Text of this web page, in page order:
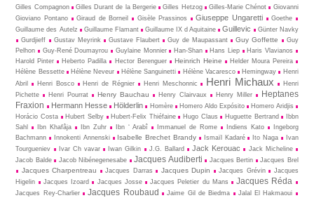
Gilles Compagnon Gilles Durant de la Bergerie Gilles Hetzog Gilles-Marie Chénot
Giovanni
Gioviano Pontano
Giraud de Borneil Gisèle Prassinos Giuseppe Ungaretti
Goethe
Guillaume des Autelz
Guillaume Flamant Guillaume IX d Aquitaine Guillevic
Günter Navky
Gurdjieff
Gustav Meyrink Gustave Flaubert Guy de Maupassant Guy Goffette
Guy
Pelhon
Guy-René Dou­may­rou Guylaine Monnier Han-Shan Hans Liep
Haris Vlavianos
Harold Pinter
Heberto Padilla Hector Berenguer Heinrich Heine
Helder Moura Pereira
Hélène Bessette
Hélène Neveur Hélène Sanguinetti Hélène Vacaresco Hemingway
Henri
Abril
Henri Bosco Henri de Régnier Henri Meschonnic Henri Michaux
Henri
Pichette
Henri Pourrat Henry Bauchau Henry Clairvaux Henry Miller
Heptanes
Fraxion
Hermann Hesse Hölderlin Homère Homero Aldo Expósito
Homero Aridjis
Horácio Costa
Hubert Selby Hubert-Felix Thiéfaine Hugo Claus Huguette Bertrand
Ibbn
Sahl
Ibn Khafâja Ibn Zuhr Ibn ‘ Arabî Immanuel de Rome Indiens Kato
Ingeborg
Bachmann
Innokenti Annenski Isabelle Brechet Brandy Ismaïl Kadaré Ito Naga
Ivan
Tourgueniev
Ivar Ch vavar Iwan Gilkin J.G. Ballard Jack Kerouac
Jack Micheline
Jacob Balde
Jacob Nibénegenesabe Jacques Audiberti Jacques Bertin Jacques Brel
Jacques Charpentreau Jacques Darras Jacques Dupin Jacques Grévin
Jacques
Higelin
Jacques Izoard Jacques Josse Jacques Peletier du Mans Jacques Réda
Jacques Rey-Charlier Jacques Roubaud Jaime Gil de Biedma Jalal El Hakmaoui